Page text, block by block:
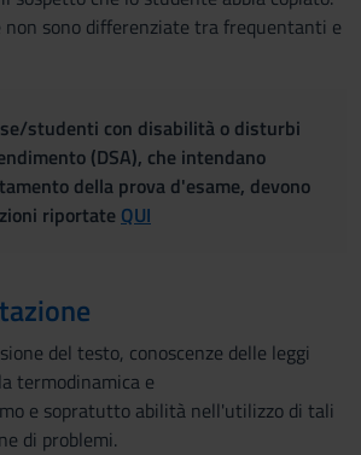
non sono differenziate tra frequentanti e
studenti con disabilità o disturbi
(DSA), che intendano
della prova d'esame, devono
riportate QUI
del testo, conoscenze delle leggi
termodinamica e
e sopratutto abilità nell'utilizzo di tali
di problemi.